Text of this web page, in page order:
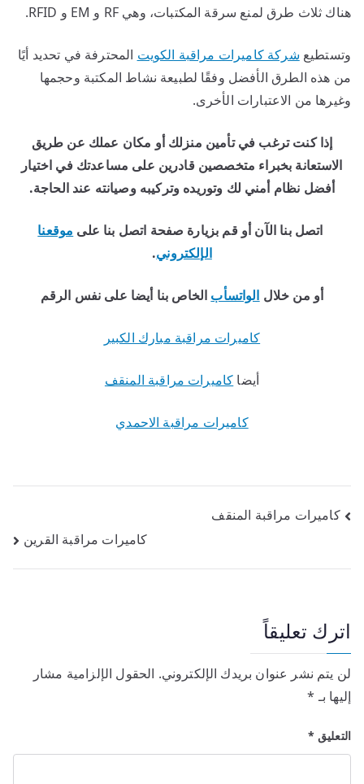
هناك ثلاث طرق لمنع سرقة المكتبات، وهي RF و EM و RFID.
وتستطيع شركة كاميرات مراقبة الكويت المحترفة في تحديد أيًا
من هذه الطرق الأفضل وفقًا لطبيعة نشاط المكتبة وحجمها
وغيرها من الاعتبارات الأخرى.
إذا كنت ترغب في تأمين منزلك أو مكان عملك عن طريق
الاستعانة بخبراء متخصصين قادرين على مساعدتك في اختيار
أفضل نظام أمني لك وتوريده وتركيبه وصيانته عند الحاجة.
اتصل بنا الآن أو قم بزيارة صفحة اتصل بنا على موقعنا
الإلكتروني.
أو من خلال الواتسأب الخاص بنا أيضا على نفس الرقم
كاميرات مراقبة مبارك الكبير
أيضا كاميرات مراقبة المنقف
كاميرات مراقبة الاحمدي
كاميرات مراقبة المنقف
كاميرات مراقبة القرين
اترك تعليقاً
لن يتم نشر عنوان بريدك الإلكتروني. الحقول الإلزامية مشار
إليها بـ *
التعليق *